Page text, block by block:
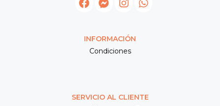
INFORMACIÓN
Condiciones
SERVICIO AL CLIENTE